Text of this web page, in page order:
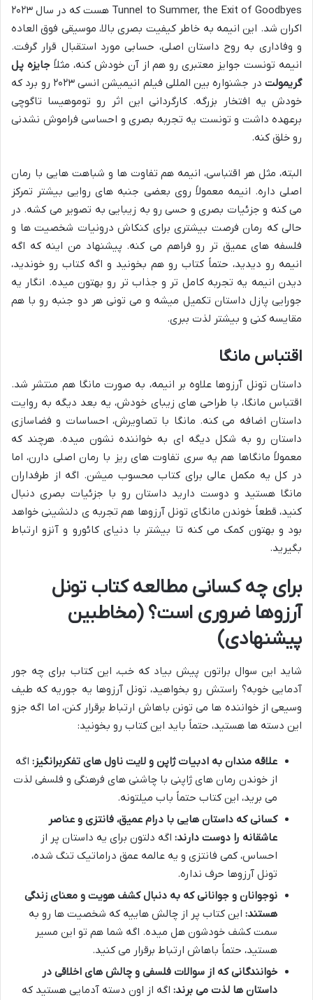
Tunnel to Summer, the Exit of Goodbyes هست که در سال ۲۰۲۳
اکران شد. این انیمه به خاطر کیفیت بصری بالا، موسیقی فوق العاده
و وفاداری به روح داستان اصلی، حسابی مورد استقبال قرار گرفت.
انیمه تونست جوایز معتبری رو هم از آن خودش کنه، مثلاًجایزه پل
گریمولت
در جشنواره بین المللی فیلم انیمیشن انسی ۲۰۲۳ رو برد که
خودش یه افتخار بزرگه. کارگردانی این اثر رو توموهیسا تاگوچی
برعهده داشت و تونست یه تجربه بصری و احساسی فراموش نشدنی
رو خلق کنه.
البته، مثل هر اقتباسی، انیمه هم تفاوت ها و شباهت هایی با رمان
اصلی داره. انیمه معمولاً روی بعضی جنبه های روایی بیشتر تمرکز
می کنه و جزئیات بصری و حسی رو به زیبایی به تصویر می کشه. در
حالی که رمان فرصت بیشتری برای کنکاش درونیات شخصیت ها و
فلسفه های عمیق تر رو فراهم می کنه. پیشنهاد من اینه که اگه
انیمه رو دیدید، حتماً کتاب رو هم بخونید و اگه کتاب رو خوندید،
دیدن انیمه یه تجربه کامل تر و جذاب تر رو بهتون میده. انگار یه
جورایی پازل داستان تکمیل میشه و می تونی هر دو جنبه رو با هم
مقایسه کنی و بیشتر لذت ببری.
اقتباس مانگا
داستان تونل آرزوها علاوه بر انیمه، به صورت مانگا هم منتشر شد.
اقتباس مانگا، با طراحی های زیبای خودش، یه بعد دیگه به روایت
داستان اضافه می کنه. مانگا با تصاویرش، احساسات و فضاسازی
داستان رو به شکل دیگه ای به خواننده نشون میده. هرچند که
معمولاً مانگاها هم یه سری تفاوت های ریز با رمان اصلی دارن، اما
در کل یه مکمل عالی برای کتاب محسوب میشن. اگه از طرفداران
مانگا هستید و دوست دارید داستان رو با جزئیات بصری دنبال
کنید، قطعاً خوندن مانگای تونل آرزوها هم تجربه ی دلنشینی خواهد
بود و بهتون کمک می کنه تا بیشتر با دنیای کائورو و آنزو ارتباط
بگیرید.
برای چه کسانی مطالعه کتاب تونل
آرزوها ضروری است؟ (مخاطبین
پیشنهادی)
شاید این سوال براتون پیش بیاد که خب، این کتاب برای چه جور
آدمایی خوبه؟ راستش رو بخواهید، تونل آرزوها یه جوریه که طیف
وسیعی از خواننده ها می تونن باهاش ارتباط برقرار کنن، اما اگه جزو
این دسته ها هستید، حتماً باید این کتاب رو بخونید:
علاقه مندان به ادبیات ژاپن و لایت ناول های تفکربرانگیز: اگه
از خوندن رمان های ژاپنی با چاشنی های فرهنگی و فلسفی لذت
می برید، این کتاب حتماً باب میلتونه.
کسانی که داستان هایی با درام عمیق، فانتزی و عناصر
عاشقانه را دوست دارند: اگه دلتون برای یه داستان پر از
احساس، کمی فانتزی و یه عالمه عمق دراماتیک تنگ شده،
تونل آرزوها حرف نداره.
نوجوانان و جوانانی که به دنبال کشف هویت و معنای زندگی
هستند: این کتاب پر از چالش هاییه که شخصیت ها رو به
سمت کشف خودشون هل میده. اگه شما هم تو این مسیر
هستید، حتماً باهاش ارتباط برقرار می کنید.
خوانندگانی که از سوالات فلسفی و چالش های اخلاقی در
داستان ها لذت می برند: اگه از اون دسته آدمایی هستید که